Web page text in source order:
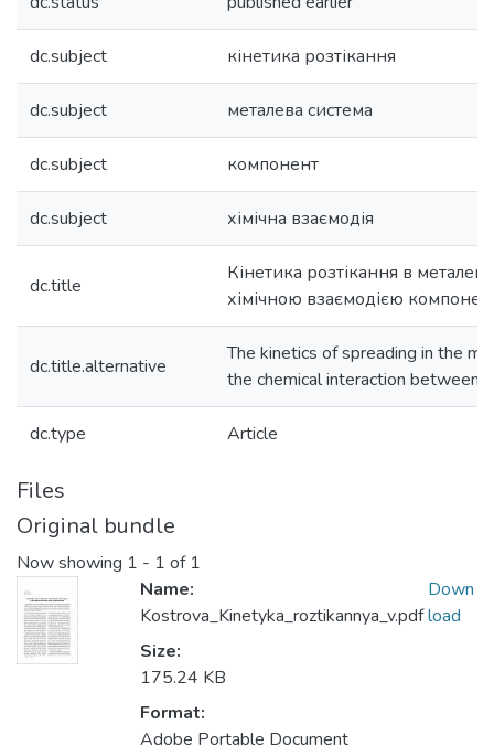
dc.subject кінетика розтікання
dc.subject металева система
dc.subject компонент
dc.subject хімічна взаємодія
dc.title
Кінетика розтікання в
хімічною взаємодією
dc.title.alternative
The kinetics of spreading in the
the chemical interaction between
dc.type Article
Files
Original bundle
Now showing 1 - 1 of 1
Name:
Kostrova_Kinetyka_roztikannya_v.pdf
Size:
175.24 KB
Format:
Adobe Portable Document
Down
load